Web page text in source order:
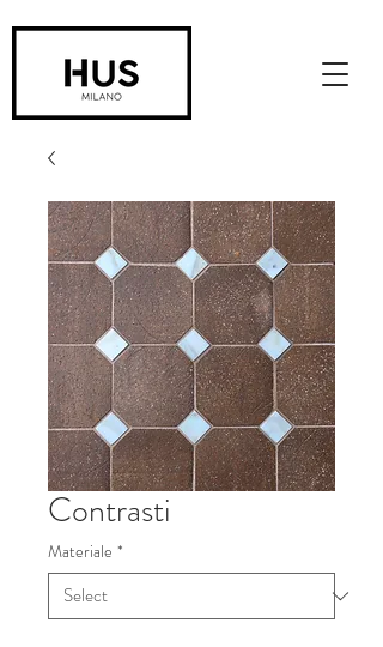
Contrasti
Materiale *